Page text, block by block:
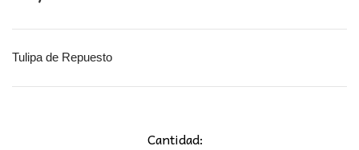
Tulipa de Repuesto
Cantidad: